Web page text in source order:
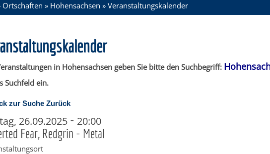
Ortschaften » Hohensachsen » Veranstaltungskalender
in Hohensachsen geben Sie bitte den Suchbegriff:
Suchfeld ein.
zur Suche Zurück
26.09.2025 - 20:00
Fear, Redgrin - Metal